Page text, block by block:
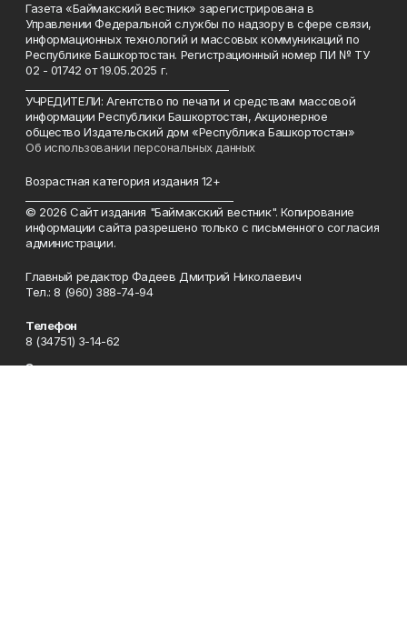
Газета «Баймакский вестник» зарегистрирована в
Управлении Федеральной службы по надзору в сфере связи,
информационных технологий и массовых коммуникаций по
Республике Башкортостан. Регистрационный номер ПИ № ТУ
02 - 01742 от 19.05.2025 г.
УЧРЕДИТЕЛИ: Агентство по печати и средствам массовой
информации Республики Башкортостан, Акционерное
общество Издательский дом «Республика Башкортостан»
Об использовании персональных данных
Возрастная категория издания 12+
© 2026 Сайт издания "Баймакский вестник". Копирование
информации сайта разрешено только с письменного согласия
администрации.
Главный редактор Фадеев Дмитрий Николаевич
Тел.: 8 (960) 388-74-94
Телефон
8 (34751) 3-14-62
Эл. почта